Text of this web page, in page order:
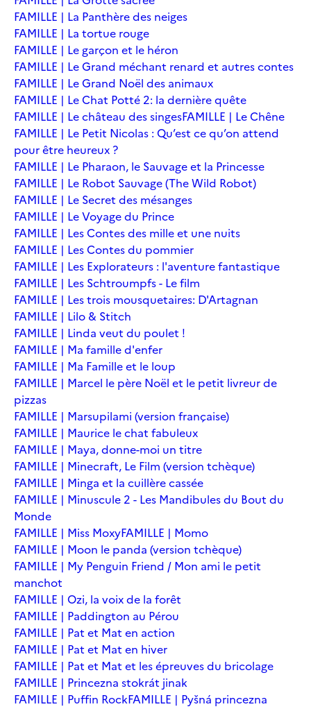
FAMILLE | La Panthère des neiges
FAMILLE | La tortue rouge
FAMILLE | Le garçon et le héron
FAMILLE | Le Grand méchant renard et autres contes
FAMILLE | Le Grand Noël des animaux
FAMILLE | Le Chat Potté 2: la dernière quête
FAMILLE | Le château des singesFAMILLE | Le Chêne
FAMILLE | Le Petit Nicolas : Qu’est ce qu’on attend
pour être heureux ?
FAMILLE | Le Pharaon, le Sauvage et la Princesse
FAMILLE | Le Robot Sauvage (The Wild Robot)
FAMILLE | Le Secret des mésanges
FAMILLE | Le Voyage du Prince
FAMILLE | Les Contes des mille et une nuits
FAMILLE | Les Contes du pommier
FAMILLE | Les Explorateurs : l'aventure fantastique
FAMILLE | Les Schtroumpfs - Le film
FAMILLE | Les trois mousquetaires: D'Artagnan
FAMILLE | Lilo & Stitch
FAMILLE | Linda veut du poulet !
FAMILLE | Ma famille d'enfer
FAMILLE | Ma Famille et le loup
FAMILLE | Marcel le père Noël et le petit livreur de
pizzas
FAMILLE | Marsupilami (version française)
FAMILLE | Maurice le chat fabuleux
FAMILLE | Maya, donne-moi un titre
FAMILLE | Minecraft, Le Film (version tchèque)
FAMILLE | Minga et la cuillère cassée
FAMILLE | Minuscule 2 - Les Mandibules du Bout du
Monde
FAMILLE | Miss MoxyFAMILLE | Momo
FAMILLE | Moon le panda (version tchèque)
FAMILLE | My Penguin Friend / Mon ami le petit
manchot
FAMILLE | Ozi, la voix de la forêt
FAMILLE | Paddington au Pérou
FAMILLE | Pat et Mat en action
FAMILLE | Pat et Mat en hiver
FAMILLE | Pat et Mat et les épreuves du bricolage
FAMILLE | Princezna stokrát jinak
FAMILLE | Puffin RockFAMILLE | Pyšná princezna